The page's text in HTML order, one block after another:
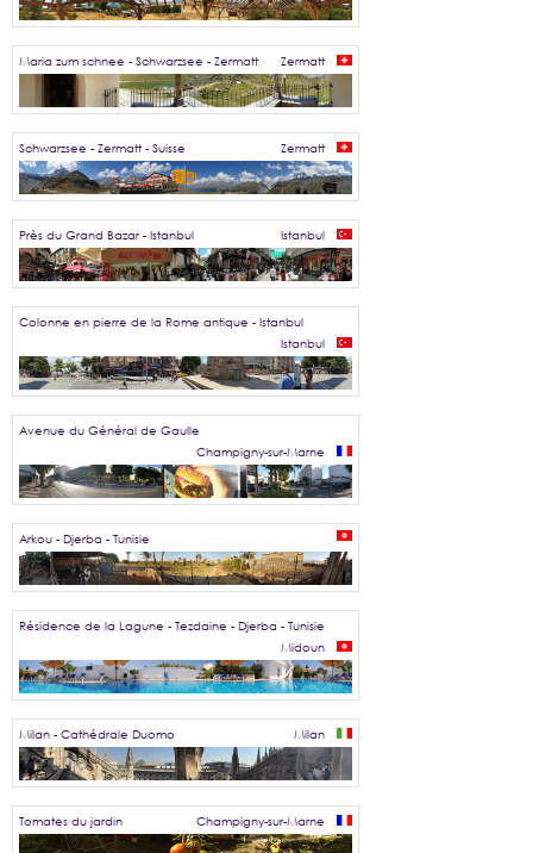
Maria zum schnee - Schwarzsee - Zermatt Zermatt
Schwarzsee - Zermatt - Suisse Zermatt
Près du Grand Bazar - Istanbul Istanbul
Colonne en pierre de la Rome antique - Istanbul
Istanbul
Avenue du Général de Gaulle
Champigny-sur-Marne
Arkou - Djerba - Tunisie
Résidence de la Lagune - Tezdaine - Djerba - Tunisie
Midoun
Milan - Cathédrale Duomo Milan
Tomates du jardin Champigny-sur-Marne